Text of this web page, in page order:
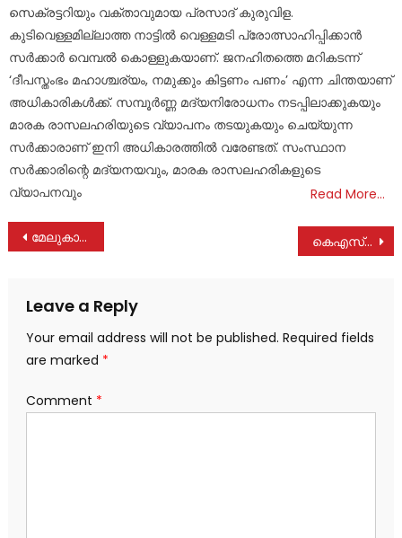
സെക്രട്ടറിയും വക്താവുമായ പ്രസാദ് കുരുവിള.
കുടിവെള്ളമില്ലാത്ത നാട്ടില്‍ വെള്ളമടി പ്രോത്സാഹിപ്പിക്കാന്‍
സര്‍ക്കാര്‍ വെമ്പല്‍ കൊള്ളുകയാണ്. ജനഹിതത്തെ മറികടന്ന്
‘ദീപസ്തംഭം മഹാശ്ചര്യം, നമുക്കും കിട്ടണം പണം’ എന്ന ചിന്തയാണ്
അധികാരികള്‍ക്ക്. സമ്പൂര്‍ണ്ണ മദ്യനിരോധനം നടപ്പിലാക്കുകയും
മാരക രാസലഹരിയുടെ വ്യാപനം തടയുകയും ചെയ്യുന്ന
സര്‍ക്കാരാണ് ഇനി അധികാരത്തില്‍ വരേണ്ടത്. സംസ്ഥാന
സര്‍ക്കാരിന്റെ മദ്യനയവും, മാരക രാസലഹരികളുടെ
വ്യാപനവും
Read More…
Post
മേലുകാവ് പഞ്ചായത്ത് എ ൽ. പി സ്കൂൾ ഇനി മുതൽ “ഹരിത വിദ്യാലയം കെഎസ്ആർടിസി ബസ് പിന്നിലോട്ട് ഉരുണ്ട് ഓട്ടോയിൽ ഇടിച്ചു
Leave a Reply
Your email address will not be published. Required fields
are marked *
Comment *